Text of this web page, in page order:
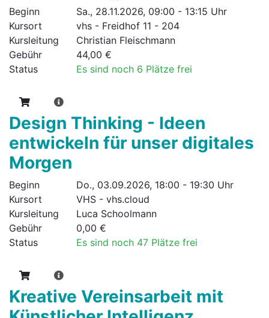
Beginn
Sa., 28.11.2026, 09:00 - 13:15 Uhr
Kursort
vhs - Freidhof 11 - 204
Kursleitung
Christian Fleischmann
Gebühr
44,00 €
Status
Es sind noch 6 Plätze frei
Design Thinking - Ideen
entwickeln für unser digitales
Morgen
Beginn
Do., 03.09.2026, 18:00 - 19:30 Uhr
Kursort
VHS - vhs.cloud
Kursleitung
Luca Schoolmann
Gebühr
0,00 €
Status
Es sind noch 47 Plätze frei
Kreative Vereinsarbeit mit